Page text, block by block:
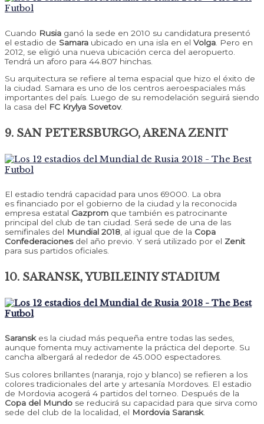
Cuando Rusia ganó la sede en 2010 su candidatura presentó
el estadio de Samara ubicado en una isla en el Volga . Pero en
2012, se eligió una nueva ubicación cerca del aeropuerto.
Tendrá un aforo para 44.807 hinchas.
Su arquitectura se refiere al tema espacial que hizo el éxito de
la ciudad. Samara es uno de los centros aeroespaciales más
importantes del país. Luego de su remodelación seguirá siendo
la casa del FC Krylya Sovetov.
9. SAN PETERSBURGO, ARENA ZENIT
El estadio tendrá capacidad para unos 69000. La obra
es financiado por el gobierno de la ciudad y la reconocida
empresa estatal Gazprom que también es patrocinante
principal del club de tan ciudad. Será sede de una de las
semifinales del Mundial 2018, al igual que de la Copa
Confederacionesdel año previo. Y será utilizado por el Zenit
para sus partidos oficiales.
10. SARANSK, YUBILEINIY STADIUM
Saranskes la ciudad más pequeña entre todas las sedes,
aunque fomenta muy activamente la práctica del deporte. Su
cancha albergará al rededor de 45.000 espectadores.
Sus colores brillantes (naranja, rojo y blanco) se refieren a los
colores tradicionales del arte y artesanía Mordoves. El estadio
de Mordovia acogerá 4 partidos del torneo. Después de la
Copa del Mundo se reducirá su capacidad para que sirva como
sede del club de la localidad, el Mordovia Saransk.